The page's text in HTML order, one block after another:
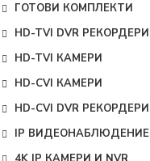
ГОТОВИ КОМПЛЕКТИ
HD-TVI DVR РЕКОРДЕРИ
HD-TVI КАМЕРИ
HD-CVI КАМЕРИ
HD-CVI DVR РЕКОРДЕРИ
IP ВИДЕОНАБЛЮДЕНИЕ